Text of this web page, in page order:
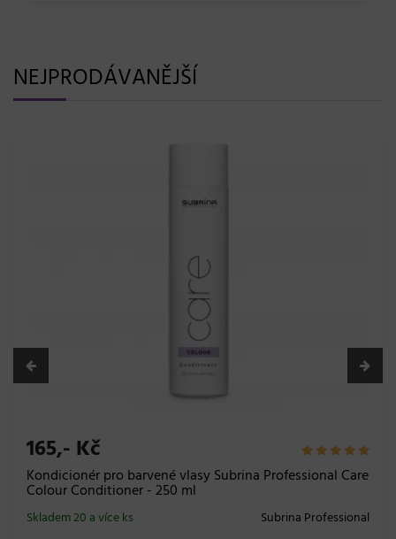
NEJPRODÁVANĚJŠÍ
165,- Kč
Kondicionér pro barvené vlasy Subrina Professional Care
Colour Conditioner - 250 ml
Subrina Professional
Skladem 20 a více ks